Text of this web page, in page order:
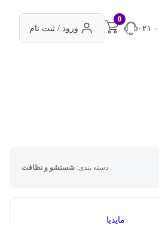
0
ورود / ثبت نام
دسته بندی: شستشو و نظافت
مایدیا